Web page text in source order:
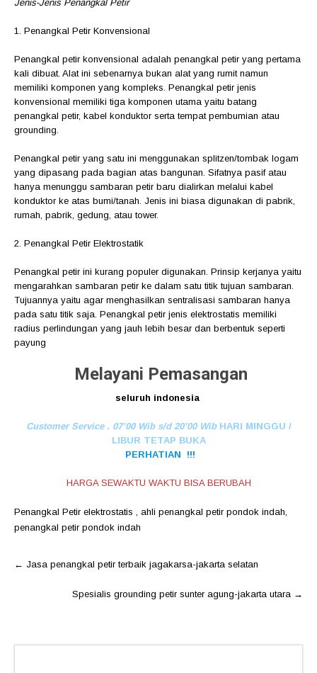
Jenis-Jenis Penangkal Petir
1. Penangkal Petir Konvensional
Penangkal petir konvensional adalah penangkal petir yang pertama
kali dibuat. Alat ini sebenarnya bukan alat yang rumit namun
memiliki komponen yang kompleks. Penangkal petir jenis
konvensional memiliki tiga komponen utama yaitu batang
penangkal petir, kabel konduktor serta tempat pembumian atau
grounding.
Penangkal petir yang satu ini menggunakan splitzen/tombak logam
yang dipasang pada bagian atas bangunan. Sifatnya pasif atau
hanya menunggu sambaran petir baru dialirkan melalui kabel
konduktor ke atas bumi/tanah. Jenis ini biasa digunakan di pabrik,
rumah, pabrik, gedung, atau tower.
2. Penangkal Petir Elektrostatik
Penangkal petir ini kurang populer digunakan. Prinsip kerjanya yaitu
mengarahkan sambaran petir ke dalam satu titik tujuan sambaran.
Tujuannya yaitu agar menghasilkan sentralisasi sambaran hanya
pada satu titik saja. Penangkal petir jenis elektrostatis memiliki
radius perlindungan yang jauh lebih besar dan berbentuk seperti
payung
Melayani Pemasangan
seluruh indonesia
Customer Service . 07’00 Wib s/d 20’00 WibHARI MINGGU /
LIBUR TETAP BUKA
PERHATIAN !!!
HARGA SEWAKTU WAKTU BISA BERUBAH
Penangkal Petir elektrostatis , ahli penangkal petir pondok indah,
penangkal petir pondok indah
Post
← Jasa penangkal petir terbaik jagakarsa-jakarta selatan
Spesialis grounding petir sunter agung-jakarta utara →